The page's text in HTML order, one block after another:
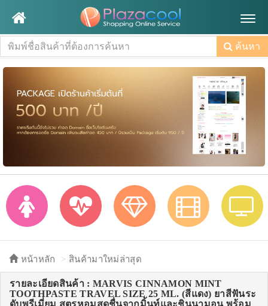
ค้นหา
หน้าหลัก สินค้ามาใหม่ล่าสุด
รายละเอียดสินค้า : MARVIS CINNAMON MINT
TOOTHPASTE TRAVEL SIZE 25 ML. (สีแดง) ยาสีฟันระ
ดับพรีเมี่ยม สูตรหอมสดชื่นจากมิ้นท์และชินนามอน พร้อม